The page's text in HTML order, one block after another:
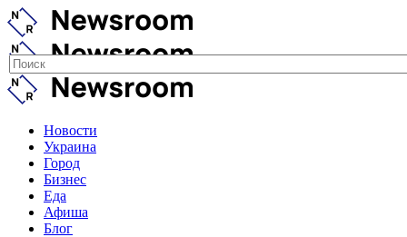
Новости
Украина
Город
Бизнес
Еда
Афиша
Блог